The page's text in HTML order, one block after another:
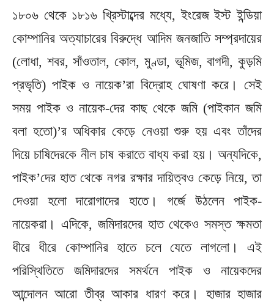
১৮০৬ থেকে ১৮১৬ খ্রিস্টাব্দের মধ্যে, ইংরেজ ইস্ট ইন্ডিয়া
কোম্পানির অত্যাচারের বিরুদ্ধে আদিম জনজাতি সম্প্রদায়ের
(লোধা, শবর, সাঁওতাল, কোল, মুণ্ডা, ভূমিজ, বাগদী, কুড়মি
প্রভৃতি) পাইক ও নায়েক’রা বিদ্রোহ ঘোষণা করে। সেই
সময় পাইক ও নায়েক-দের কাছ থেকে জমি (পাইকান জমি
বলা হতো)’র অধিকার কেড়ে নেওয়া শুরু হয় এবং তাঁদের
দিয়ে চাষিদেরকে নীল চাষ করাতে বাধ্য করা হয়। অন্যদিকে,
পাইক’দের হাত থেকে নগর রক্ষার দায়িত্বও কেড়ে নিয়ে, তা
দেওয়া হলো দারোগাদের হাতে। গর্জে উঠলেন পাইক-
নায়েকরা। এদিকে, জমিদারদের হাত থেকেও সমস্ত ক্ষমতা
ধীরে ধীরে কোম্পানির হাতে চলে যেতে লাগলো। এই
পরিস্থিতিতে জমিদারদের সমর্থনে পাইক ও নায়েকদের
আন্দোলন আরো তীব্র আকার ধারণ করে। হাজার হাজার